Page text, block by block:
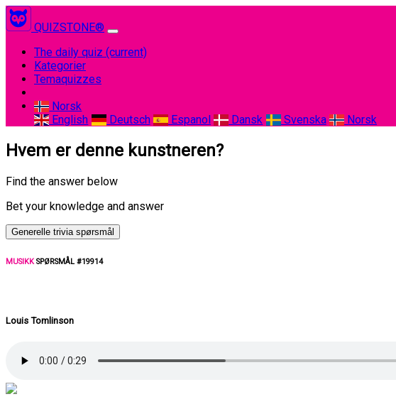
QUIZSTONE®
The daily quiz (current)
Kategorier
Temaquizzes
Norsk
English
Deutsch Espanol Dansk Svenska Norsk
Hvem er denne kunstneren?
Find the answer below
Bet your knowledge and answer
Generelle trivia spørsmål
MUSIKKSPØRSMÅL #19914
Louis Tomlinson